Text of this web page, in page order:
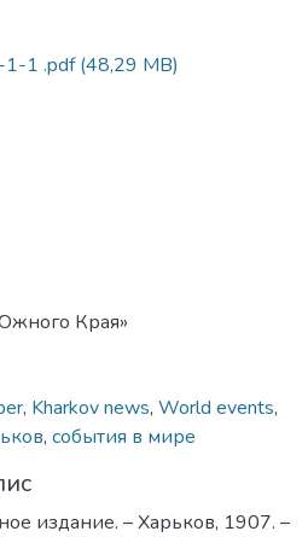
1-1 .pdf(48,29 MB)
Края»
, Kharkov news, World events,
, события в мире
издание. – Харьков, 1907. –